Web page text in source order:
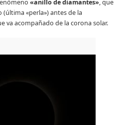
«anillo de diamantes», que
«perla») antes de la
va acompañado de la corona solar.